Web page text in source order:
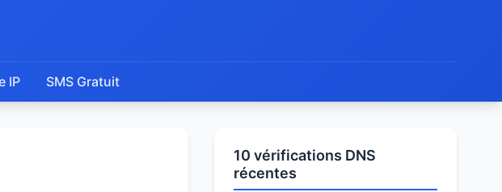
IP SMS Gratuit
10 vérifications DNS
récentes